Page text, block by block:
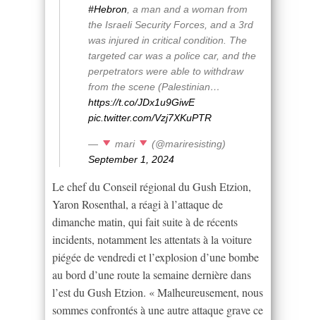
#Hebron , a man and a woman from
the Israeli Security Forces, and a 3rd
was injured in critical condition. The
targeted car was a police car, and the
perpetrators were able to withdraw
from the scene (Palestinian…
https://t.co/JDx1u9GiwE
pic.twitter.com/Vzj7XKuPTR
— mari
(@mariresisting)
September 1, 2024
Le chef du Conseil régional du Gush Etzion,
Yaron Rosenthal, a réagi à l’attaque de
dimanche matin, qui fait suite à de récents
incidents, notamment les attentats à la voiture
piégée de vendredi et l’explosion d’une bombe
au bord d’une route la semaine dernière dans
l’est du Gush Etzion. « Malheureusement, nous
sommes confrontés à une autre attaque grave ce